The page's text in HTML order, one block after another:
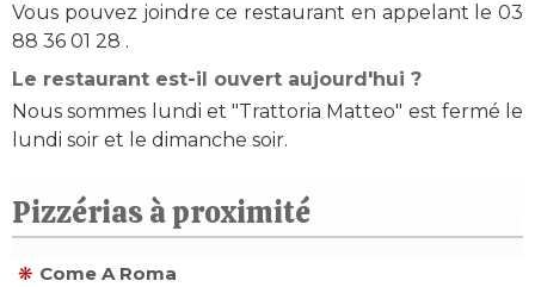
Vous pouvez joindre ce restaurant en appelant le 03
88 36 01 28 .
Le restaurant est-il ouvert aujourd'hui ?
Nous sommes lundi et "Trattoria Matteo" est fermé le
lundi soir et le dimanche soir.
Pizzérias à proximité
Come A Roma